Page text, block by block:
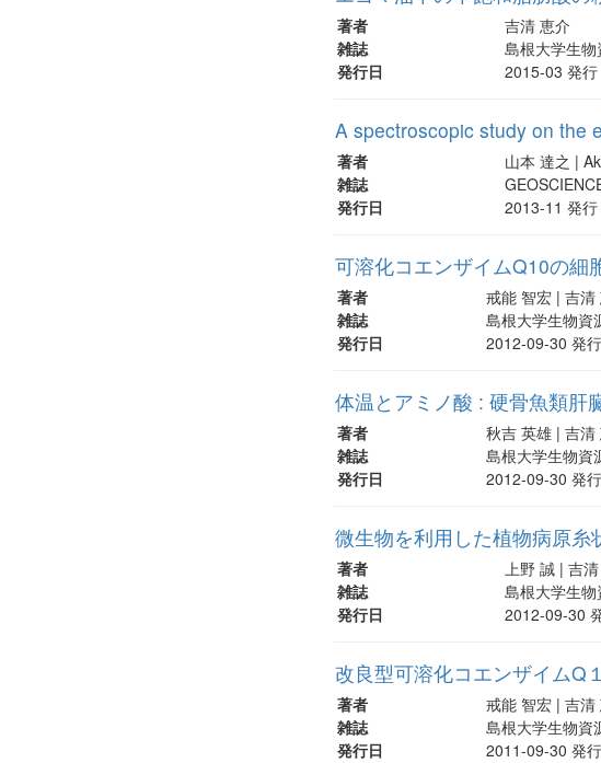
著者
吉清 恵介
雑誌
島根大学生
発行日
2015-03 発行
A spectroscopic study on the
著者
山本 達之 |
雑誌
発行日
2013-11 発行
可溶化コエンザイムQ10の細
著者
戒能 智宏 | 吉清
雑誌
島根大学生物資
発行日
2012-09-30 発行
体温とアミノ酸 : 硬骨魚類肝
著者
秋吉 英雄 | 吉清
雑誌
島根大学生物資
発行日
2012-09-30 発行
微生物を利用した植物病原糸
著者
上野 誠 | 吉
雑誌
島根大学生
発行日
2012-09-30
改良型可溶化コエンザイムQ
著者
戒能 智宏 | 吉清
雑誌
島根大学生物資
発行日
2011-09-30 発行